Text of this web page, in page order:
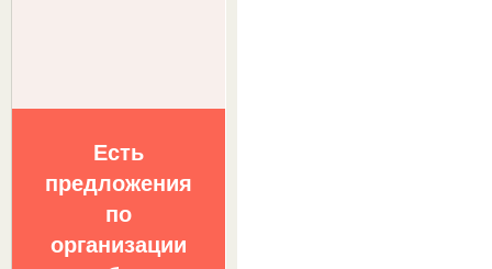
Есть
предложения
по
организации